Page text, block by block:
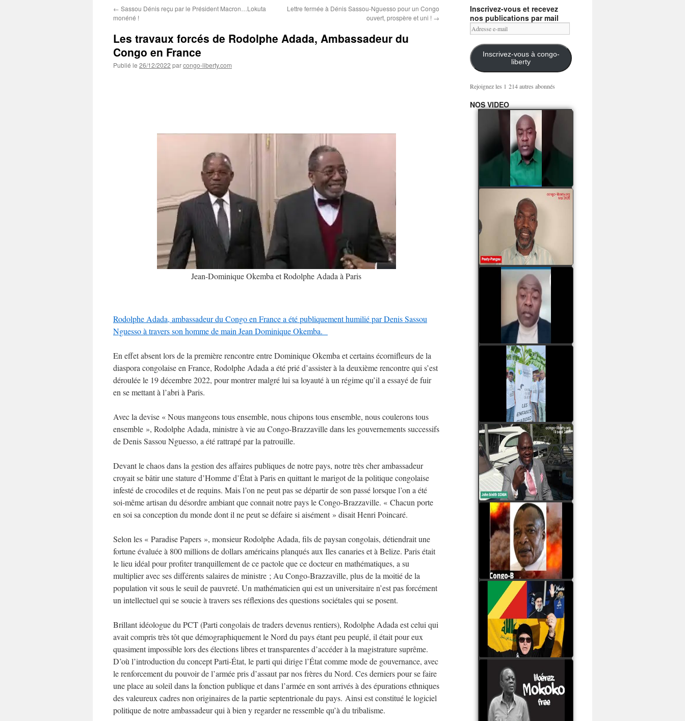
← Sassou Dénis reçu par le Président Macron…Lokuta
monéné !
Lettre fermée à Dénis Sassou-Nguesso pour un Congo
ouvert, prospère et uni ! →
Les travaux forcés de Rodolphe Adada, Ambassadeur du
Congo en France
Publié le 26/12/2022 parcongo-liberty.com
Jean-Dominique Okemba et Rodolphe Adada à Paris
Rodolphe Adada, ambassadeur du Congo en France a été publiquement humilié par Denis Sassou
Nguesso à travers son homme de main Jean Dominique Okemba.
En effet absent lors de la première rencontre entre Dominique Okemba et certains écornifleurs de la
diaspora congolaise en France, Rodolphe Adada a été prié d’assister à la deuxième rencontre qui s’est
déroulée le 19 décembre 2022, pour montrer malgré lui sa loyauté à un régime qu’il a essayé de fuir
en se mettant à l’abri à Paris.
Avec la devise « Nous mangeons tous ensemble, nous chipons tous ensemble, nous coulerons tous
ensemble », Rodolphe Adada, ministre à vie au Congo-Brazzaville dans les gouvernements successifs
de Denis Sassou Nguesso, a été rattrapé par la patrouille.
Devant le chaos dans la gestion des affaires publiques de notre pays, notre très cher ambassadeur
croyait se bâtir une stature d’Homme d’État à Paris en quittant le marigot de la politique congolaise
infesté de crocodiles et de requins. Mais l’on ne peut pas se départir de son passé lorsque l’on a été
soi-même artisan du désordre ambiant que connait notre pays le Congo-Brazzaville. « Chacun porte
en soi sa conception du monde dont il ne peut se défaire si aisément » disait Henri Poincaré.
Selon les « Paradise Papers », monsieur Rodolphe Adada, fils de paysan congolais, détiendrait une
fortune évaluée à 800 millions de dollars américains planqués aux Iles canaries et à Belize. Paris était
le lieu idéal pour profiter tranquillement de ce pactole que ce docteur en mathématiques, a su
multiplier avec ses différents salaires de ministre ; Au Congo-Brazzaville, plus de la moitié de la
population vit sous le seuil de pauvreté. Un mathématicien qui est un universitaire n’est pas forcément
un intellectuel qui se soucie à travers ses réflexions des questions sociétales qui se posent.
Brillant idéologue du PCT (Parti congolais de traders devenus rentiers), Rodolphe Adada est celui qui
avait compris très tôt que démographiquement le Nord du pays étant peu peuplé, il était pour eux
quasiment impossible lors des élections libres et transparentes d’accéder à la magistrature suprême.
D’où l’introduction du concept Parti-État, le parti qui dirige l’État comme mode de gouvernance, avec
le renforcement du pouvoir de l’armée pris d’assaut par nos frères du Nord. Ces derniers pour se faire
une place au soleil dans la fonction publique et dans l’armée en sont arrivés à des épurations ethniques
des valeureux cadres non originaires de la partie septentrionale du pays. Ainsi est constitué le logiciel
politique de notre ambassadeur qui à bien y regarder ne ressemble qu’à du tribalisme.
Inscrivez-vous et recevez
nos publications par mail
Adresse
e-
mail
Inscrivez-vous à congo-
liberty
Rejoignez les 1 214 autres abonnés
NOS VIDEO
Mingwa BIANGO : Ni
les mercenaires russes,
ni la garde présidentielle
ne mourront pour
Sassou Denis
watch video
POATY PANGOU
parle de la coquille vide
Collinet Makosso, des
assassinats des jeunes
par Serge OBOA
watch video
Sassou Nguesso est
revenu au pouvoir par
les armes, il ne quittera
le pouvoir que par la
force
watch video
watch video
John Binith Dzaba
s'exprime sur le voyage
de Rodrigue Malanda
Samba à Paris
watch video
Poaty Pangou La
Conférence des ethnies
est la seule solution pour
éviter la scission du
Congo B
watch video
Les liaisons dangereuses
du clan Sassou Nguesso
avec le Hezbollah
watch video
Le Général Mokoko est
l'unique légitimité
présidentielle du peuple
congolais
watch video